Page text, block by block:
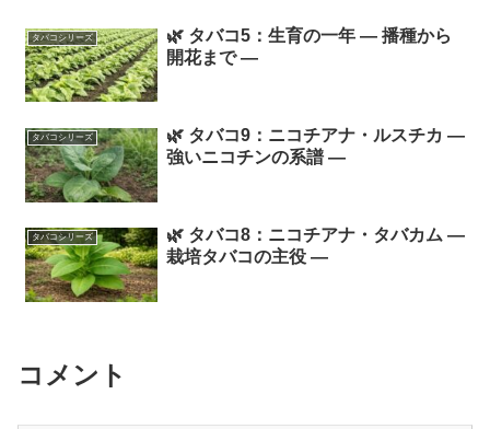
タバコシリーズ
🌿 タバコ5：生育の一年 ― 播種から
開花まで ―
タバコシリーズ
🌿 タバコ9：ニコチアナ・ルスチカ ―
強いニコチンの系譜 ―
タバコシリーズ
🌿 タバコ8：ニコチアナ・タバカム ―
栽培タバコの主役 ―
コメント